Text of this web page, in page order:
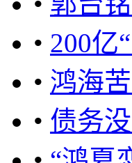
• 200亿
• 鸿海
• 债务